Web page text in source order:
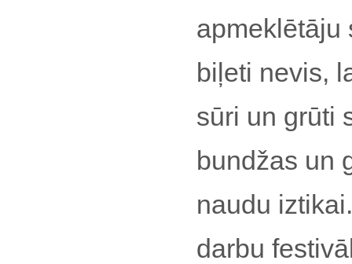
apmeklētāju
biļeti nevis,
sūri un grūti
bundžas un
naudu
darbu